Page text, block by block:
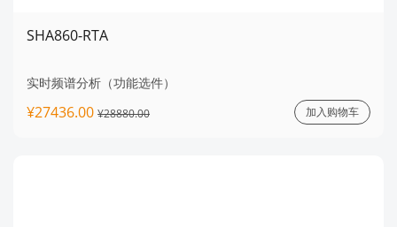
SHA860-RTA
实时频谱分析（功能选件）
¥27436.00 ¥28880.00 加入购物车